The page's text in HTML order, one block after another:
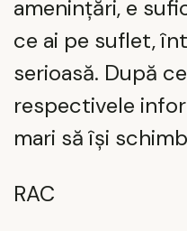
amenințări, e
ce ai pe suflet,
serioasă. După
respectivele
mari să își
RAC